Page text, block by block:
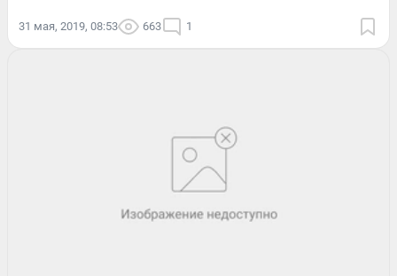
31 мая, 2019, 08:53 663 1